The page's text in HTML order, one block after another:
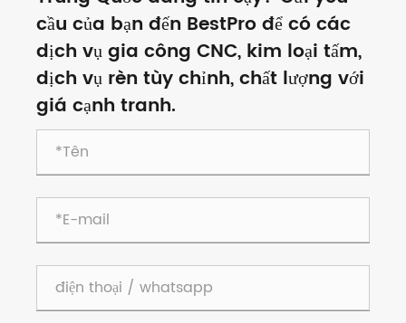
cầu của bạn đến BestPro để có các
dịch vụ gia công CNC, kim loại tấm,
dịch vụ rèn tùy chỉnh, chất lượng với
giá cạnh tranh.